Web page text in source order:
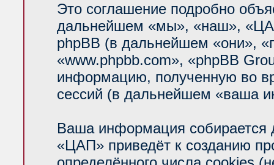
Это соглашение подробно
дальнейшем «мы», «наш»,
phpBB (в дальнейшем «они»,
«www.phpbb.com», «phpBB
информацию, полученную во
сессий (в дальнейшем «ваша
Ваша информация собирается
«ЦАП» приведёт к созданию